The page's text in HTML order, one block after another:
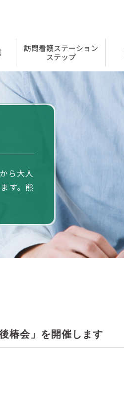
訪問看護ステーション
ステップ
ら大人
す。熊
椿会」を開催します